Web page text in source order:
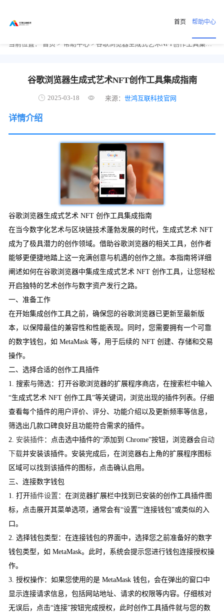
首页 帮助中心
当前位置： 首页 > 帮助中心 > 谷歌浏览器生成式艺术NFT创作工具集成指南
谷歌浏览器生成式艺术NFT创作工具集成指南
2025-03-18 来源：世鸿互联科技官网
详情介绍
谷歌浏览器生成式艺术 NFT 创作工具集成指南
在当今数字化艺术与区块链技术蓬勃发展的时代，生成式艺术 NFT
成为了极具潜力的创作领域。借助谷歌浏览器的相关工具，创作者
能够更便捷地踏上这一充满创意与机遇的创作之旅。本指南将详细
阐述如何在谷歌浏览器中集成生成式艺术 NFT 创作工具，让您轻松
开启独特的艺术创作与数字资产发行之路。
一、准备工作
在开始集成创作工具之前，确保您的谷歌浏览器已更新至最新版
本，以保障最佳的兼容性和性能表现。同时，您需要拥有一个可靠
的数字钱包，如 MetaMask 等，用于后续的 NFT 创建、存储和交易
操作。
二、选择合适的创作工具插件
1. 搜索与筛选：打开谷歌浏览器的扩展程序商店，在搜索栏中输入
“生成式艺术 NFT 创作工具”等关键词，浏览出现的插件列表。仔细
查看每个插件的用户评价、评分、功能介绍以及更新频率等信息，
筛选出几款口碑良好且功能符合需求的插件。
2. 安装插件：点击选中插件的“添加到 Chrome”按钮，浏览器会自动
下载并安装该插件。安装完成后，在浏览器右上角的扩展程序图标
区域可以找到该插件的图标，点击确认启用。
三、连接数字钱包
1. 打开插件设置 ：在浏览器扩展栏中找到已安装的创作工具插件图
标，点击展开其菜单选项，通常会有“设置”“连接钱包”或类似的入
口。
2. 选择钱包类型：在连接钱包的界面中，选择您之前准备好的数字
钱包类型，如 MetaMask。此时，系统会提示您进行钱包连接授权操
作。
3. 授权操作：如果您使用的是 MetaMask 钱包，会在弹出的窗口中
显示连接请求信息，包括网站地址、请求的权限等内容。仔细核对
无误后，点击“连接”按钮完成授权，此时创作工具插件就与您的数